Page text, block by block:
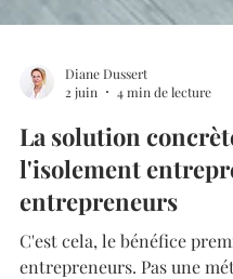
Diane Dussert
2 juin
4 min de lecture
La solution
l'isolement
entrepreneurs